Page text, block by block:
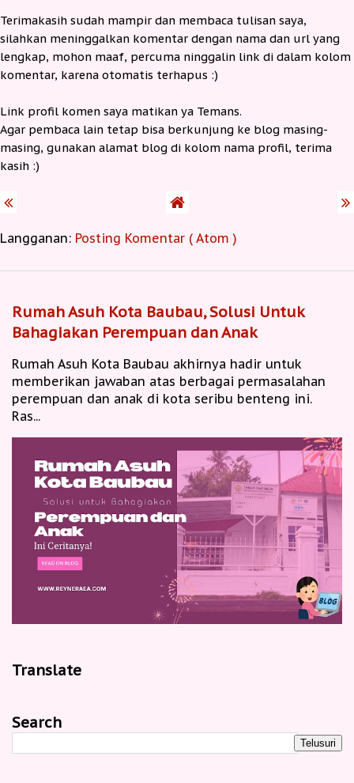
Terimakasih sudah mampir dan membaca tulisan saya,
silahkan meninggalkan komentar dengan nama dan url yang
lengkap, mohon maaf, percuma ninggalin link di dalam kolom
komentar, karena otomatis terhapus :)
Link profil komen saya matikan ya Temans.
Agar pembaca lain tetap bisa berkunjung ke blog masing-
masing, gunakan alamat blog di kolom nama profil, terima
kasih :)
Langganan: Posting Komentar ( Atom )
Rumah Asuh Kota Baubau, Solusi Untuk
Bahagiakan Perempuan dan Anak
Rumah Asuh Kota Baubau akhirnya hadir untuk
memberikan jawaban atas berbagai permasalahan
perempuan dan anak di kota seribu benteng ini.
Ras...
Translate
Search